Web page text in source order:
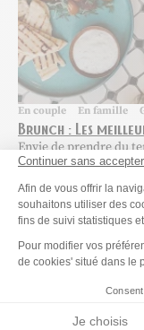
Continuer sans accepter
Plateforme
Afin de vous offrir la
souhaitons utiliser des
fins de suivi statistiques
Pour modifier vos
de cookies' situé dans le
Je choisis
Brunch : Les
En couple En famille
Envie de prendre du
? Pourquoi ne pas
de se retrouver en
autour d’un petit-
ou votre dimanche
Par Luna,
Temps de